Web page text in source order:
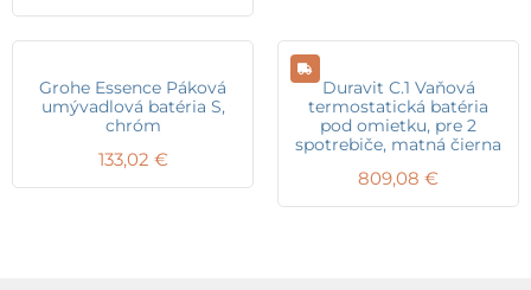
Grohe Essence Páková
umývadlová batéria S,
chróm
133,02 €
Duravit C.1 Vaňová
termostatická batéria
pod omietku, pre 2
spotrebiče, matná čierna
809,08 €